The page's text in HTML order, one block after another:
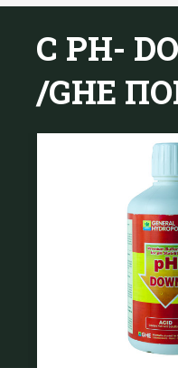
С PH-
/GHE